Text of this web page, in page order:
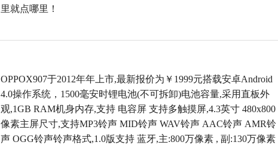
里就点哪里！
OPPOX907于2012年年上市,最新报价为￥1999元搭载安卓Android
4.0操作系统，1500毫安时锂电池(不可拆卸)电池容量,采用直板外
观,1GB RAM机身内存,支持 电容屏 支持多触摸屏,4.3英寸 480x800
像素主屏尺寸,支持MP3铃声 MID铃声 WAV铃声 AAC铃声 AMR铃
声 OGG铃声铃声格式,1.0版支持 蓝牙,主:800万像素 , 副:130万像素